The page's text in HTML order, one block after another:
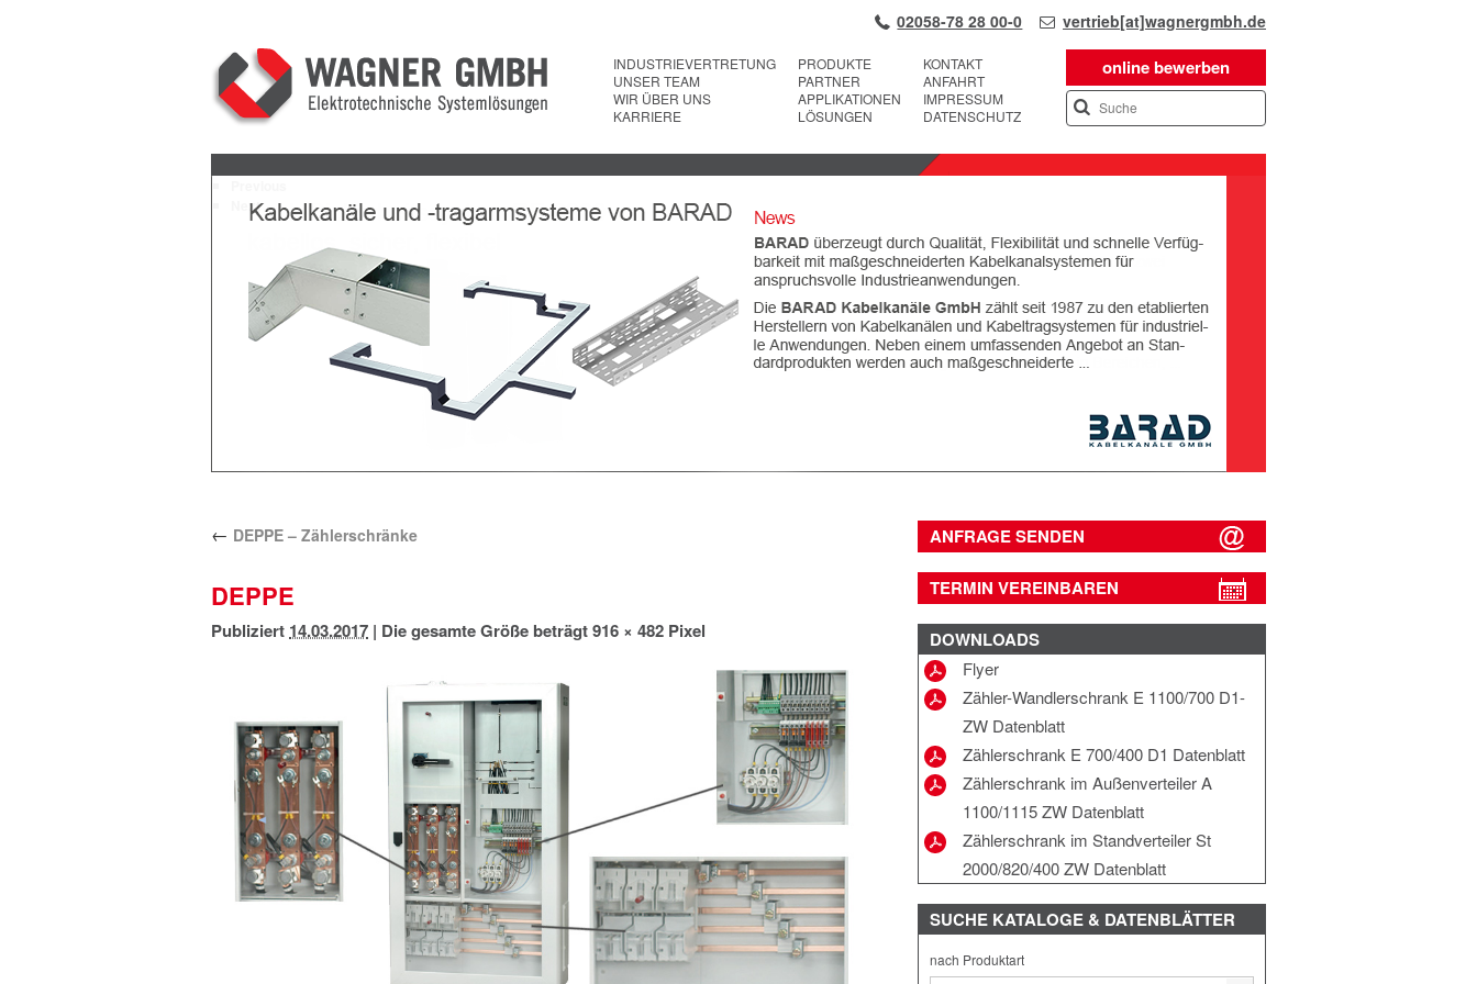
02058-78 28 00-0 vertrieb[at]wagnergmbh.de
online bewerben
INDUSTRIEVERTRETUNG
UNSER TEAM
WIR ÜBER UNS
KARRIERE
PRODUKTE
PARTNER
APPLIKATIONEN
LÖSUNGEN
KONTAKT
ANFAHRT
IMPRESSUM
DATENSCHUTZ
Next
← DEPPE – Zählerschränke
DEPPE
Publiziert 14.03.2017 | Die gesamte Größe beträgt916 × 482 Pixel
ANFRAGE SENDEN
TERMIN VEREINBAREN
DOWNLOADS
Flyer
Zähler-Wandlerschrank E 1100/700 D1-
ZW Datenblatt
Zählerschrank E 700/400 D1 Datenblatt
Zählerschrank im Außenverteiler A
1100/1115 ZW Datenblatt
Zählerschrank im Standverteiler St
2000/820/400 ZW Datenblatt
SUCHE KATALOGE & DATENBLÄTTER
nach Produktart